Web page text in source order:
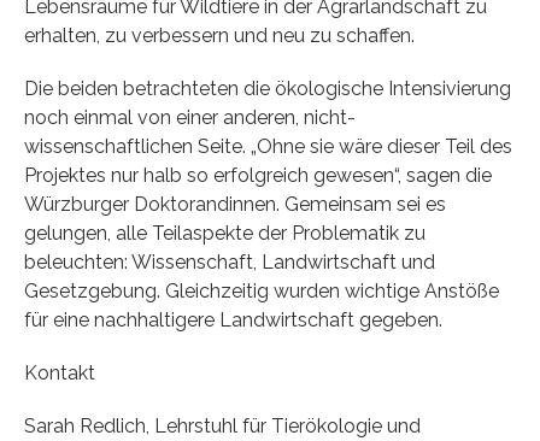
Lebensräume für Wildtiere in der Agrarlandschaft zu
erhalten, zu verbessern und neu zu schaffen.
Die beiden betrachteten die ökologische Intensivierung
noch einmal von einer anderen, nicht-
wissenschaftlichen Seite. „Ohne sie wäre dieser Teil des
Projektes nur halb so erfolgreich gewesen“, sagen die
Würzburger Doktorandinnen. Gemeinsam sei es
gelungen, alle Teilaspekte der Problematik zu
beleuchten: Wissenschaft, Landwirtschaft und
Gesetzgebung. Gleichzeitig wurden wichtige Anstöße
für eine nachhaltigere Landwirtschaft gegeben.
Kontakt
Sarah Redlich, Lehrstuhl für Tierökologie und